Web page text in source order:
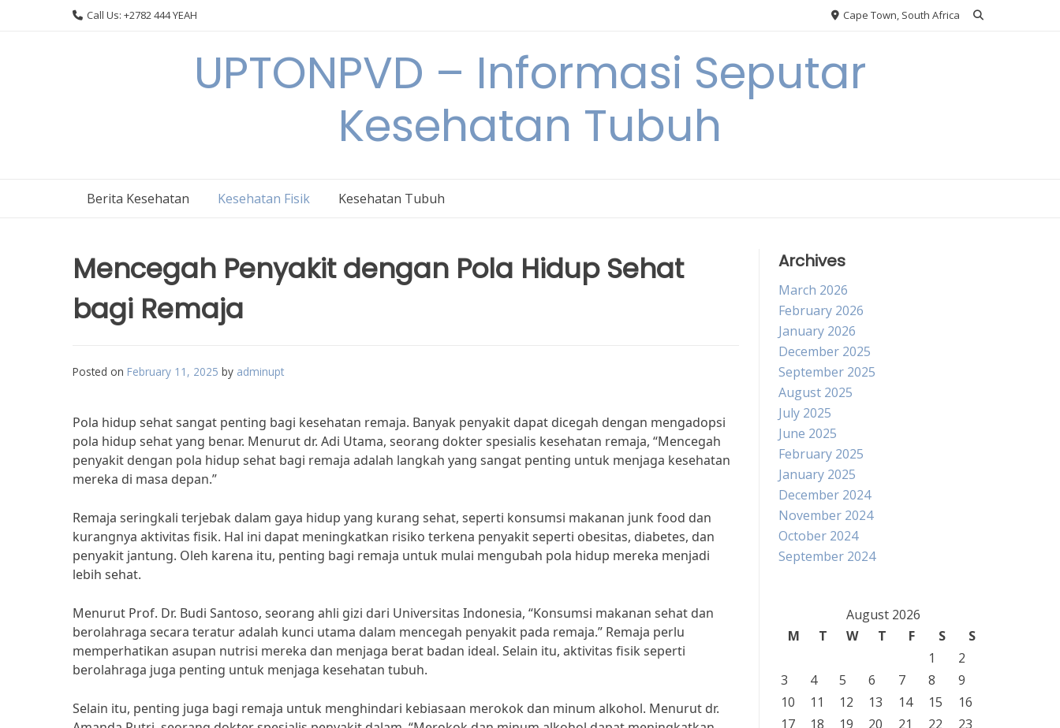
Call Us: +2782 444 YEAH Cape Town, South Africa
UPTONPVD – Informasi Seputar
Kesehatan Tubuh
Berita Kesehatan Kesehatan Fisik Kesehatan Tubuh
Mencegah Penyakit dengan Pola Hidup Sehat
bagi Remaja
Posted on February 11, 2025 by adminupt
Pola hidup sehat sangat penting bagi kesehatan remaja. Banyak penyakit dapat dicegah dengan mengadopsi
pola hidup sehat yang benar. Menurut dr. Adi Utama, seorang dokter spesialis kesehatan remaja, “Mencegah
penyakit dengan pola hidup sehat bagi remaja adalah langkah yang sangat penting untuk menjaga kesehatan
mereka di masa depan.”
Remaja seringkali terjebak dalam gaya hidup yang kurang sehat, seperti konsumsi makanan junk food dan
kurangnya aktivitas fisik. Hal ini dapat meningkatkan risiko terkena penyakit seperti obesitas, diabetes, dan
penyakit jantung. Oleh karena itu, penting bagi remaja untuk mulai mengubah pola hidup mereka menjadi
lebih sehat.
Menurut Prof. Dr. Budi Santoso, seorang ahli gizi dari Universitas Indonesia, “Konsumsi makanan sehat dan
berolahraga secara teratur adalah kunci utama dalam mencegah penyakit pada remaja.” Remaja perlu
memperhatikan asupan nutrisi mereka dan menjaga berat badan ideal. Selain itu, aktivitas fisik seperti
berolahraga juga penting untuk menjaga kesehatan tubuh.
Selain itu, penting juga bagi remaja untuk menghindari kebiasaan merokok dan minum alkohol. Menurut dr.
Archives
March 2026
February 2026
January 2026
December 2025
September 2025
August 2025
July 2025
June 2025
February 2025
January 2025
December 2024
November 2024
October 2024
September 2024
August 2026
M
T W T F S
S
1
2
3
4 5 6 7 8
9
10
11 12 13 14 15
16
17
18 19 20 21 22
23